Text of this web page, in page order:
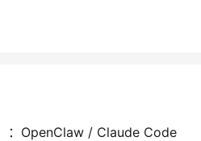
：OpenClaw / Claude Code